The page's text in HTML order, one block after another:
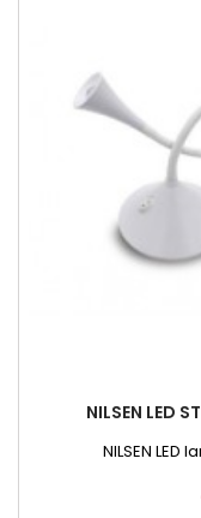
NILSEN LED
NILSEN LED